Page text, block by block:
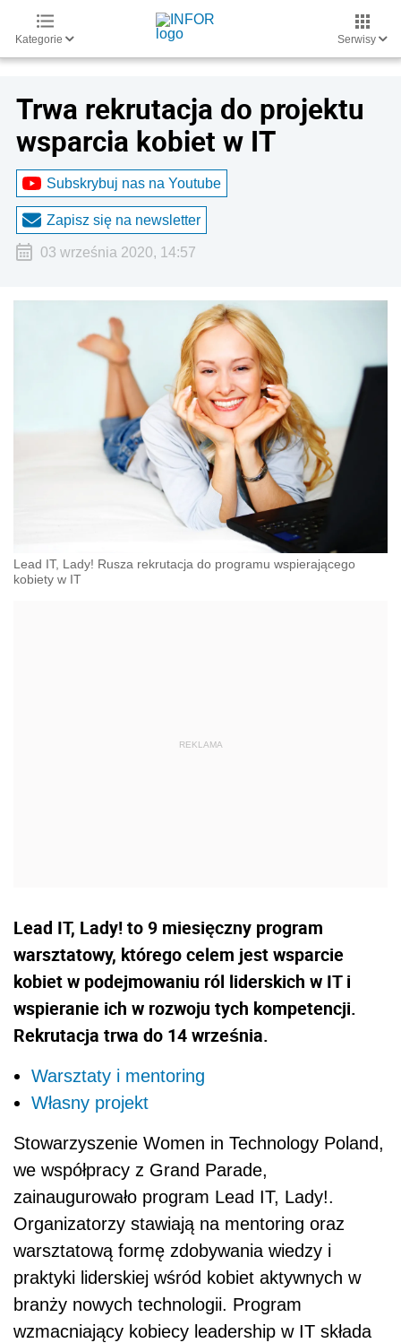
Kategorie Serwisy
Trwa rekrutacja do projektu
wsparcia kobiet w IT
Subskrybuj nas na Youtube
Zapisz się na newsletter
03 września 2020, 14:57
Lead IT, Lady! Rusza rekrutacja do programu wspierającego
kobiety w IT
Lead IT, Lady! to 9 miesięczny program
warsztatowy, którego celem jest wsparcie
kobiet w podejmowaniu ról liderskich w IT i
wspieranie ich w rozwoju tych kompetencji.
Rekrutacja trwa do 14 września.
Warsztaty i mentoring
Własny projekt
Stowarzyszenie Women in Technology Poland,
we współpracy z Grand Parade,
zainaugurowało program Lead IT, Lady!.
Organizatorzy stawiają na mentoring oraz
warsztatową formę zdobywania wiedzy i
praktyki liderskiej wśród kobiet aktywnych w
branży nowych technologii. Program
wzmacniający kobiecy leadership w IT składa